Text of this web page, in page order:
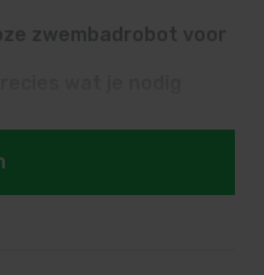
zwembadrobot voor
broer van de
tot 12 x 6 meter.